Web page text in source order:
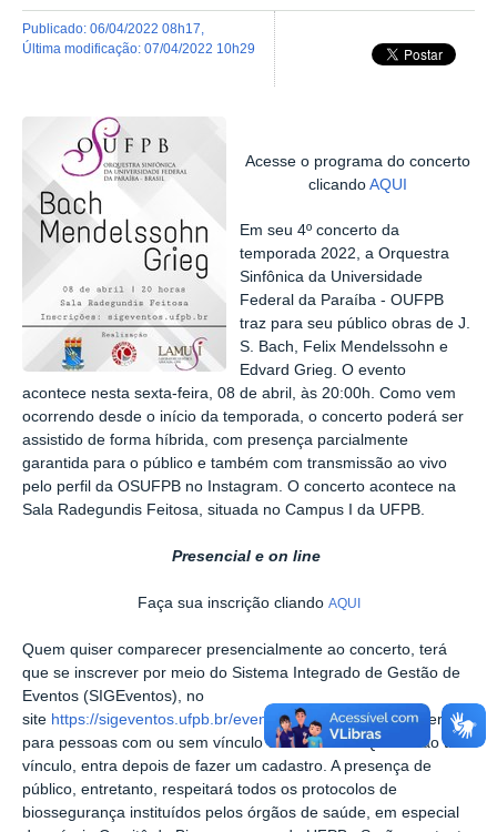
publicado: 06/04/2022 08h17
última modificação: 07/04/2022 10h29
Acesse o programa do concerto
clicando AQUI
Em seu 4º concerto da
temporada 2022, a Orquestra
Sinfônica da Universidade
Federal da Paraíba - OUFPB
traz para seu público obras de J.
S. Bach, Felix Mendelssohn e
Edvard Grieg. O evento
acontece nesta sexta-feira, 08 de abril, às 20:00h. Como vem
ocorrendo desde o início da temporada, o concerto poderá ser
assistido de forma híbrida, com presença parcialmente
garantida para o público e também com transmissão ao vivo
pelo perfil da OSUFPB no Instagram. O concerto acontece na
Sala Radegundis Feitosa, situada no Campus I da UFPB.
Presencial e on line
Faça sua inscrição cliando AQUI
Quem quiser comparecer presencialmente ao concerto, terá
que se inscrever por meio do Sistema Integrado de Gestão de
Eventos (SIGEventos), no
site https://sigeventos.ufpb.br/eventos. Esse Sistema é aberto
para pessoas com ou sem vínculo com a UFPB. Quem não tiver
vínculo, entra depois de fazer um cadastro. A presença de
público, entretanto, respeitará todos os protocolos de
biossegurança instituídos pelos órgãos de saúde, em especial